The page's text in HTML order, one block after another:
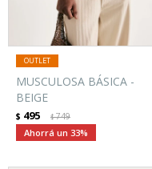
MUSCULOSA BÁSICA -
BEIGE
$ 495 $749
33